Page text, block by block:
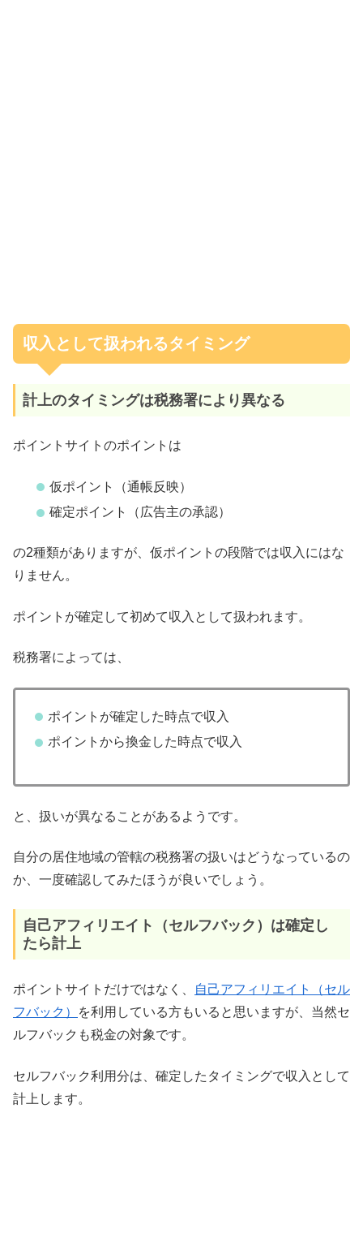
収入として扱われるタイミング
計上のタイミングは税務署により異なる
ポイントサイトのポイントは
仮ポイント（通帳反映）
確定ポイント（広告主の承認）
の2種類がありますが、仮ポイントの段階では収入にはな
りません。
ポイントが確定して初めて収入として扱われます。
税務署によっては、
ポイントが確定した時点で収入
ポイントから換金した時点で収入
と、扱いが異なることがあるようです。
自分の居住地域の管轄の税務署の扱いはどうなっているの
か、一度確認してみたほうが良いでしょう。
自己アフィリエイト（セルフバック）は確定し
たら計上
ポイントサイトだけではなく、
自己アフィリエイト（セル
フバック）
を利用している方もいると思いますが、当然セ
ルフバックも税金の対象です。
セルフバック利用分は、確定したタイミングで収入として
計上します。